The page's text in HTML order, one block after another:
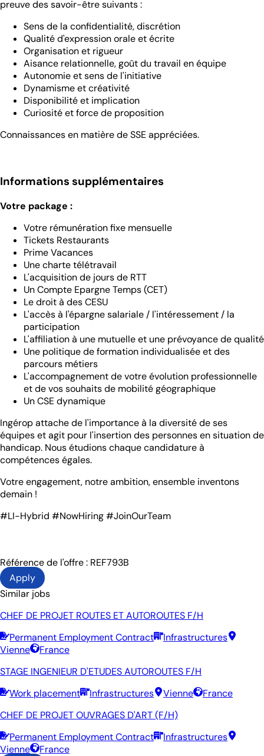
preuve des savoir-être suivants :
Sens de la confidentialité, discrétion
Qualité d'expression orale et écrite
Organisation et rigueur
Aisance relationnelle, goût du travail en équipe
Autonomie et sens de l'initiative
Dynamisme et créativité
Disponibilité et implication
Curiosité et force de proposition
Connaissances en matière de SSE appréciées.
Informations supplémentaires
Votre package :
Votre rémunération fixe mensuelle
Tickets Restaurants
Prime Vacances
Une charte télétravail
L'acquisition de jours de RTT
Un Compte Epargne Temps (CET)
Le droit à des CESU
L'accès à l'épargne salariale / l'intéressement / la
participation
L'affiliation à une mutuelle et une prévoyance de qualité
Une politique de formation individualisée et des
parcours métiers
L'accompagnement de votre évolution professionnelle
et de vos souhaits de mobilité géographique
Un CSE dynamique
Ingérop attache de l'importance à la diversité de ses
équipes et agit pour l'insertion des personnes en situation de
handicap. Nous étudions chaque candidature à
compétences égales.
Votre engagement, notre ambition, ensemble inventons
demain !
#LI-Hybrid #NowHiring #JoinOurTeam
Référence de l'offre : REF793B
Apply
Similar jobs
CHEF DE PROJET ROUTES ET AUTOROUTES F/H
Permanent Employment Contract
Infrastructures
Vienne
France
STAGE INGENIEUR D'ETUDES AUTOROUTES F/H
Work placement
Infrastructures Vienne
France
CHEF DE PROJET OUVRAGES D'ART (F/H)
Permanent Employment Contract
Infrastructures
Vienne
France